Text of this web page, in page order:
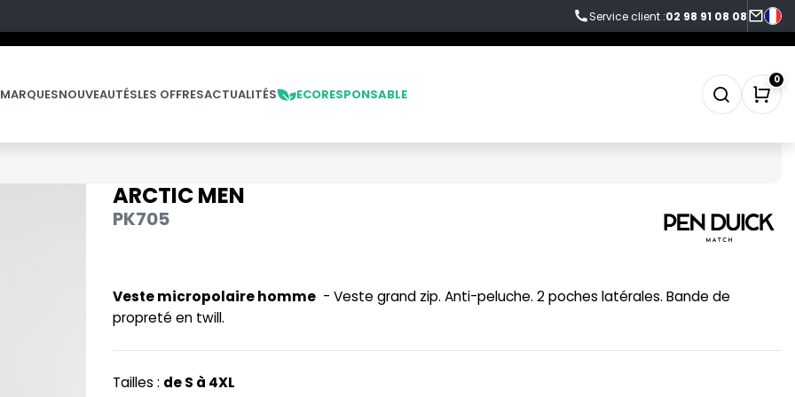
Service client :02 98 91 08 08
NOS PRODUITS
PANTALONS
POLAIRE
SOFTSHELL
TABLIER
LES MARQUES
NOUVEAUTÉSLES OFFRES
LES OFFRES
ACTUALITÉS ECORESPONSABLE
0
ARCTIC MEN
PK705
Veste micropolaire homme - Veste grand zip. Anti-peluche. 2 poches latérales. Bande de
propreté en twill.
Tailles : de S à 4XL